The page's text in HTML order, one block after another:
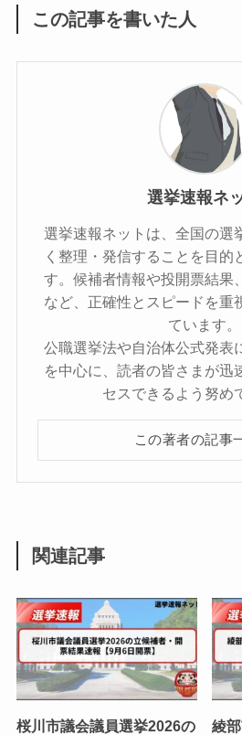
この記事を書いた人
選挙速報ネ
選挙速報ネットは、全国の選
く整理・発信することを目的
す。候補者情報や投開票結果
など、正確性とスピードを重
ています。
公職選挙法や自治体公式発表
を中心に、読者の皆さまが迅
セスできるよう努め
この著者の記事
関連記事
桜川市議会議員選挙2026の
綾